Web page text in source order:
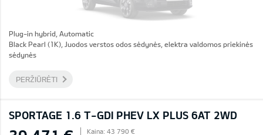
Plug-in hybrid, Automatic
Black Pearl (1K), Juodos verstos odos sėdynės, elektra valdomos priekinės
sėdynės
PERŽIŪRĖTI
SPORTAGE 1.6 T-GDI PHEV LX PLUS 6AT 2WD
Kaina: 43 790 €